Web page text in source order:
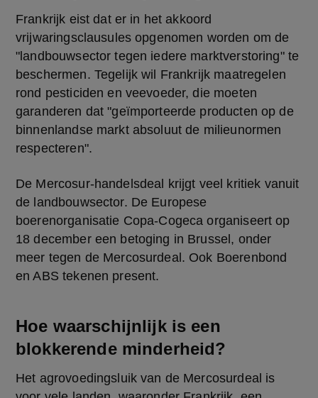
Frankrijk eist dat er in het akkoord
vrijwaringsclausules opgenomen worden om de
"landbouwsector tegen iedere marktverstoring" te
beschermen. Tegelijk wil Frankrijk maatregelen
rond pesticiden en veevoeder, die moeten
garanderen dat "geïmporteerde producten op de
binnenlandse markt absoluut de milieunormen
respecteren".
De Mercosur-handelsdeal krijgt veel kritiek vanuit
de landbouwsector. De Europese
boerenorganisatie Copa-Cogeca organiseert op
18 december een betoging in Brussel, onder
meer tegen de Mercosurdeal. Ook Boerenbond
en ABS tekenen present.
Hoe waarschijnlijk is een
blokkerende minderheid?
Het agrovoedingsluik van de Mercosurdeal is